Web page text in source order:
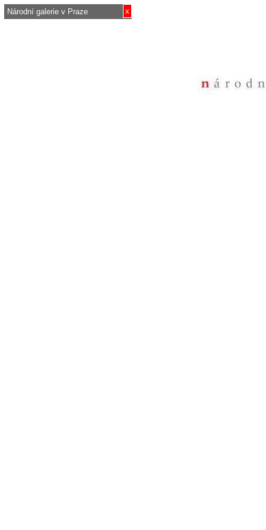
x
Národní galerie v Praze